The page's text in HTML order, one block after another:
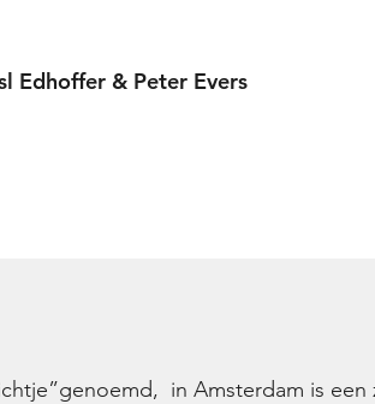
Edhoffer & Peter Evers
in Amsterdam is een